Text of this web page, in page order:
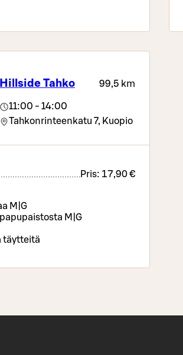
Hillside Tahko 99,5 km
11:00 - 14:00
Tahkonrinteenkatu 7, Kuopio
Pris: 17,90 €
M|G
M|G
täytteitä